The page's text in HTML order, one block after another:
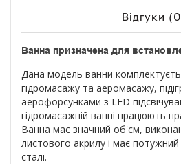
Відгуки
Ванна призначена для
Дана модель ванни
гідромасажу та аеромасажу,
аерофорсунками з LED
гідромасажній ванні працюють
Ванна має значний об'єм,
листового акрилу і має
сталі.